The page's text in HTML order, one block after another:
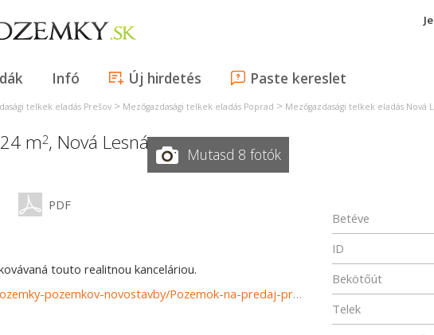
Infó Új hirdetés Paste kereslet
telkek eladás Prešov > Mezőgazdasági telkek eladás Poprad > Mezőgazdasági telkek eladás Nová
m2, Nová Lesná Mutasd 8 fotók
PDF
touto realitnou kanceláriou.
https://www.reality-poprad.com/predaj-pozemky-pozemkov-novostavby/Pozemok-na-predaj-pre-IBV-Nova-Lesna-35911/?utm_source=areality&utm_medium=xml&utm_term=35911&utm_content=chalupa&utm_campaign=portaly
Betéve
ID
Bekötőút
Telek